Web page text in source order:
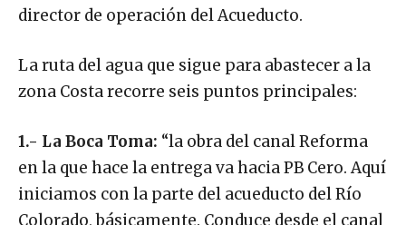
director de operación del Acueducto.
La ruta del agua que sigue para abastecer a la
zona Costa recorre seis puntos principales:
1.- La Boca Toma: “la obra del canal Reforma
en la que hace la entrega va hacia PB Cero. Aquí
iniciamos con la parte del acueducto del Río
Colorado, básicamente. Conduce desde el canal